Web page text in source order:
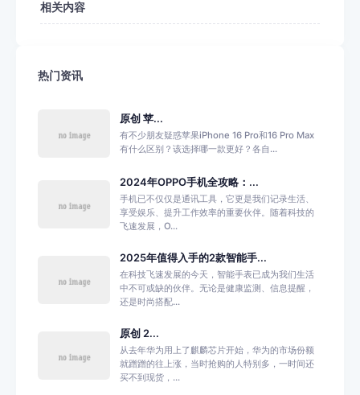
相关内容
热门资讯
原创 苹...
有不少朋友疑惑苹果iPhone 16 Pro和16 Pro Max
有什么区别？该选择哪一款更好？各自...
2024年OPPO手机全攻略：...
手机已不仅仅是通讯工具，它更是我们记录生活、
享受娱乐、提升工作效率的重要伙伴。随着科技的
飞速发展，O...
2025年值得入手的2款智能手...
在科技飞速发展的今天，智能手表已成为我们生活
中不可或缺的伙伴。无论是健康监测、信息提醒，
还是时尚搭配...
原创 2...
从去年华为用上了麒麟芯片开始，华为的市场份额
就蹭蹭的往上涨，当时抢购的人特别多，一时间还
买不到现货，...